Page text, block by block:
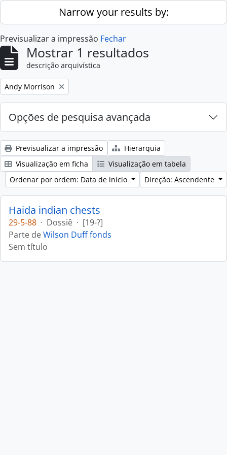
Skip to main contentNarrow your results by:
Previsualizar a impressão Fechar
Mostrar 1 resultados
descrição arquivística
Remove filter:
Andy Morrison
Opções de pesquisa avançada
Previsualizar a impressão
Hierarquia
Visualização em ficha
Visualização em tabela
Ordenar por ordem: Data de início
Direção: Ascendente
Haida indian chests
29-5-88 · Dossiê · [19-?]
Parte deWilson Duff fonds
Sem título